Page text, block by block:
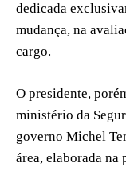
dedicada
mudança, na
cargo.
O presidente,
ministério da
governo Michel
área, elaborada na